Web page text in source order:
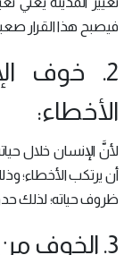
فيصبح هذا القرار
2. خوف
الأخطاء:
لأنَّ الإنسان خلال
أن يرتكب الأخطاء؛
ظروف حياته؛ لذلك
3. الخوف من الفشل: